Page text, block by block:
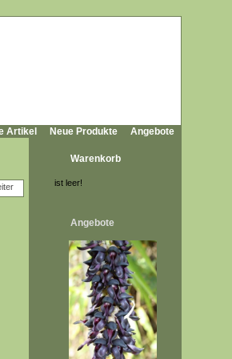
Artikel Neue Produkte Angebote
Warenkorb
ist leer!
Angebote